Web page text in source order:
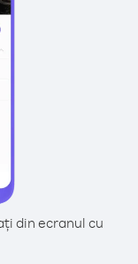
din ecranul cu